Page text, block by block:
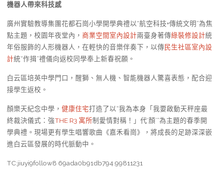
機器人帶來科技感
廣州實驗教導集團花都石崗小學開學典禮以“航空科技+傳統文明”為焦
點主題，校園年夜堂內， 商業空間室內設計兩臺身著傳綠裝修設計統
年俗服飾的人形機器人，在輕快的音樂伴奏下，以傳民生社區室內設
計統“作揖”禮儀向返校同學奉上新春祝願。
白云區培英中學門口，醒獅、無人機、智能機器人驚喜表態，配合迎
接學生返校。
顏樂天紀念中學， 健康住宅打造了以“我為本身「我要啟動天秤座最
終裁決儀式：強THE R3 寓所制愛情對稱！」代‘顏’”為主題的春季開
學典禮。現場更有學生唱響歌曲《嘉禾看崗》，將成長的足跡深深嵌
進白云區發展的時代脈動中。
TC:jiuyi9follow8 69ada0b91db794.99811231